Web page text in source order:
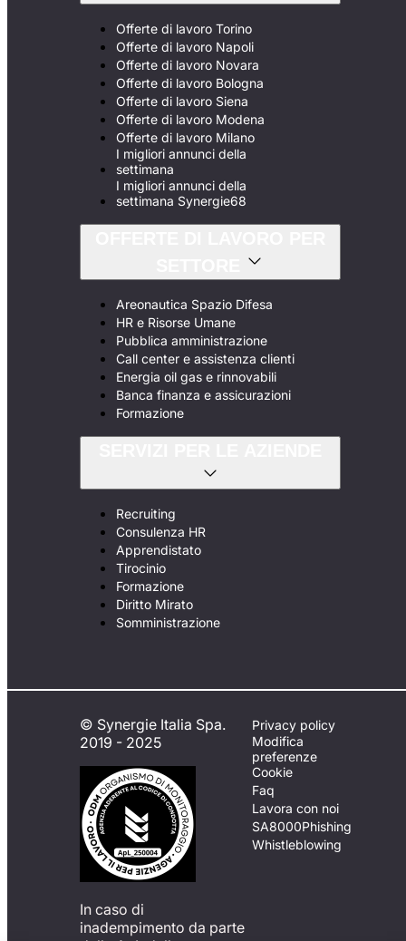
Offerte di lavoro Torino
Offerte di lavoro Napoli
Offerte di lavoro Novara
Offerte di lavoro Bologna
Offerte di lavoro Siena
Offerte di lavoro Modena
Offerte di lavoro Milano
I migliori annunci della
settimana
I migliori annunci della
settimana Synergie68
Areonautica Spazio Difesa
HR e Risorse Umane
Pubblica amministrazione
Call center e assistenza clienti
Energia oil gas e rinnovabili
Banca finanza e assicurazioni
Formazione
Recruiting
Consulenza HR
Apprendistato
Tirocinio
Formazione
Diritto Mirato
Somministrazione
© Synergie Italia Spa.
2019 - 2025
In caso di
inadempimento da parte
Privacy policy
Modifica
preferenze
Cookie
Faq
Lavora con noi
SA8000Phishing
Whistleblowing